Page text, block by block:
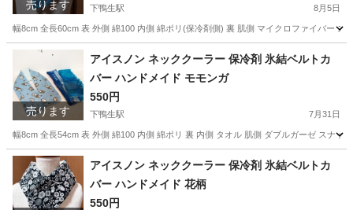
売ります 下鴨生駅 8月5日
幅8cm 全長60cm 表 外側 綿100 内側 綿ポリ(保冷剤側) 裏 肌側 マイクロファイバー
嘉麻市 下鴨生駅 その他 保冷剤
売ります
アイスノン ネッククーラー 保冷剤 氷結ベルトカ
バー ハンドメイド モモンガ
550円
下鴨生駅 7月31日
幅8cm 全長54cm 表 外側 綿100 内側 綿ポリ 裏 内側 タオル 肌側 ダブルガーゼ スナ
福岡 嘉麻市 下鴨生駅 その他 保冷剤
アイスノン ネッククーラー 保冷剤 氷結ベルトカ
バー ハンドメイド 花柄
550円